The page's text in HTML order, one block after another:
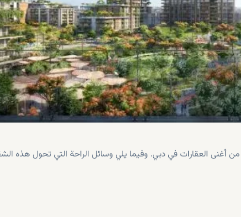
أغنى العقارات في دبي. وفيما يلي وسائل الراحة التي تحول هذه